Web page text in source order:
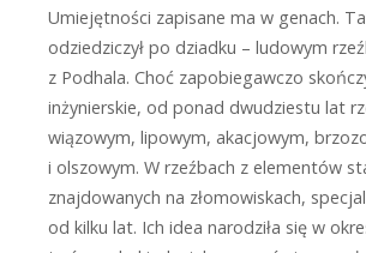
Umiejętności zapisane ma w genach.
odziedziczył po dziadku – ludowym
z Podhala. Choć zapobiegawczo
inżynierskie, od ponad dwudziestu lat
wiązowym, lipowym, akacjowym,
i olszowym. W rzeźbach z elementów
znajdowanych na złomowiskach,
od kilku lat. Ich idea narodziła się w